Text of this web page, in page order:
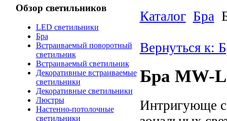
Обзор светильников
LED светильники
Бра
Встраиваемый поворотный
светильник
Встраиваемый светильник
Декоративные встраиваемые
светильники
Декоративные светильники
Люстры
Настенно-потолочные
светильники
Каталог Бра
Вернуться к:
Бра MW-
Интригующе